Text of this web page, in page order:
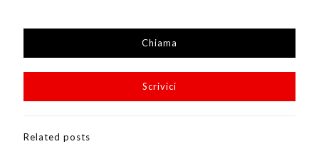
Chiama
Scrivici
Related posts